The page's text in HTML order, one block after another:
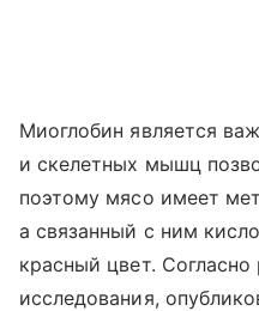
Миоглобин является
и скелетных мышц
поэтому мясо имеет
а связанный с ним
красный цвет. Согласно
исследования,